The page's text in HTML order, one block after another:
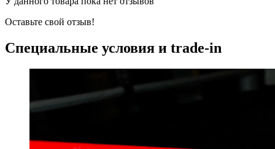
Оставьте свой отзыв!
Специальные условия и trade-in